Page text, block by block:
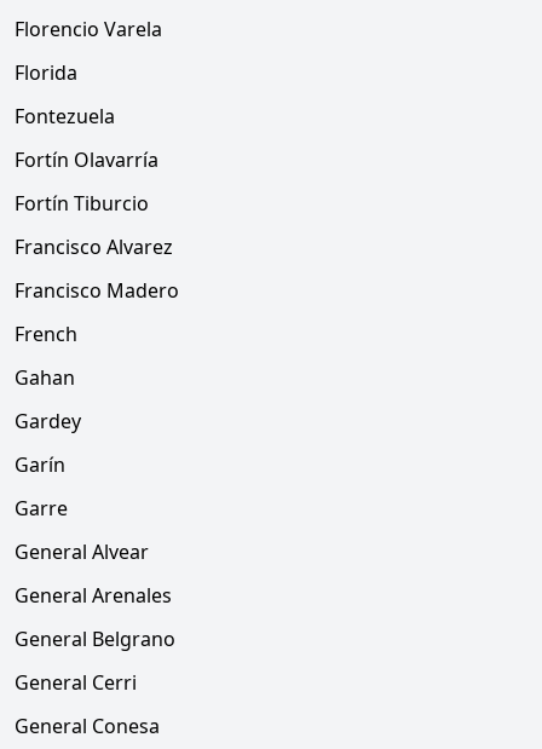
Florencio Varela
Florida
Fontezuela
Fortín Olavarría
Fortín Tiburcio
Francisco Alvarez
Francisco Madero
French
Gahan
Gardey
Garín
Garre
General Alvear
General Arenales
General Belgrano
General Cerri
General Conesa